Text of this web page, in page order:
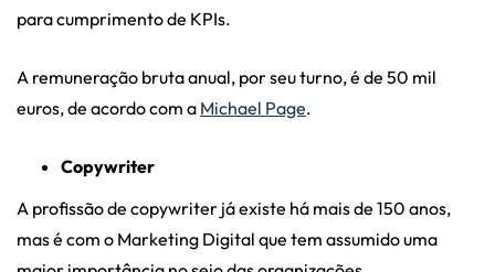
para cumprimento de KPIs.
A remuneração bruta anual, por seu turno, é de 50 mil
euros, de acordo com a Michael Page.
Copywriter
A profissão de copywriter já existe há mais de 150 anos,
mas é com o Marketing Digital que tem assumido uma